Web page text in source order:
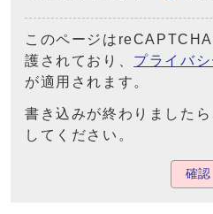
このページは
護されており、 プライバ
が適用されます。
書き込みが終わりました
してください。
確認